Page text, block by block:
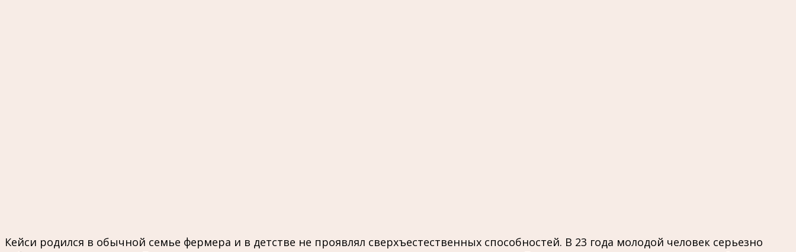
Кейси родился в обычной семье фермера и в детстве не проявлял сверхъестественных способностей. В 23 года молодой человек серьезно